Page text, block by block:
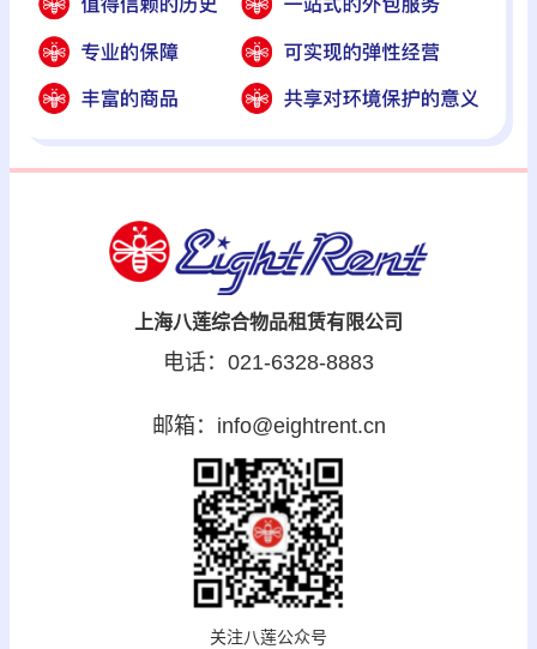
上海八莲综合物品租赁有限公司
电话：021-6328-8883
邮箱：info@eightrent.cn
关注八莲公众号